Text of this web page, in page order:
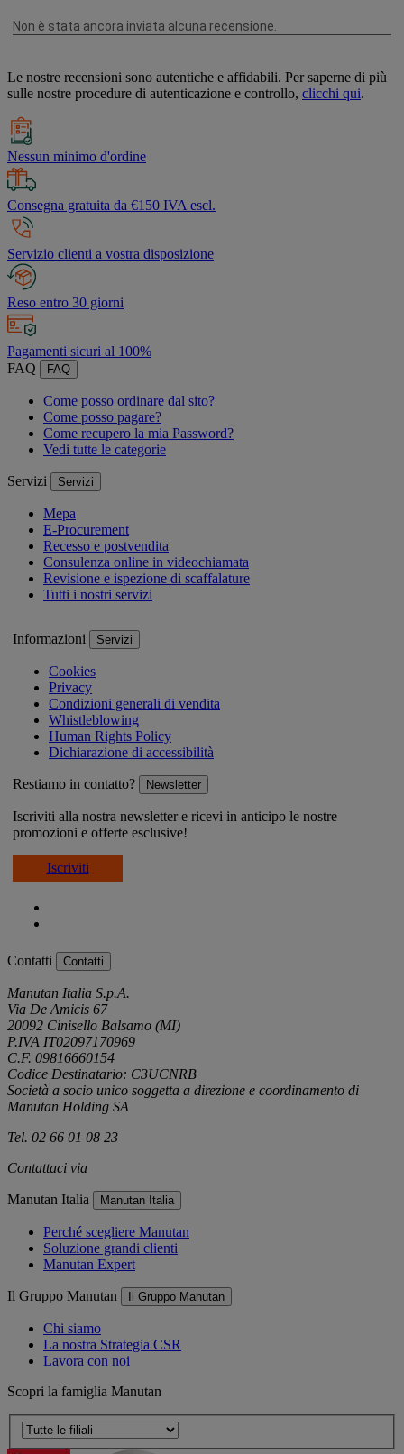
Le nostre recensioni sono autentiche e affidabili. Per saperne di più
sulle nostre procedure di autenticazione e controllo, clicchi qui.
Nessun minimo d'ordine
Consegna gratuita da €150 IVA escl.
Servizio clienti a vostra disposizione
Reso entro 30 giorni
Pagamenti sicuri al 100%
FAQ
FAQ
Come posso ordinare dal sito?
Come posso pagare?
Come recupero la mia Password?
Vedi tutte le categorie
Servizi Servizi
Mepa
E-Procurement
Recesso e postvendita
Consulenza online in videochiamata
Revisione e ispezione di scaffalature
Tutti i nostri servizi
Informazioni Servizi
Cookies
Privacy
Condizioni generali di vendita
Whistleblowing
Human Rights Policy
Dichiarazione di accessibilità
Restiamo in contatto? Newsletter
Iscriviti alla nostra newsletter e ricevi in anticipo le nostre
promozioni e offerte esclusive!
Iscriviti
Contatti Contatti
Manutan Italia S.p.A.
Via De Amicis 67
20092 Cinisello Balsamo (MI)
P.IVA IT02097170969
C.F. 09816660154
Codice Destinatario: C3UCNRB
Società a socio unico soggetta a direzione e coordinamento di
Manutan Holding SA
Tel. 02 66 01 08 23
Contattaci via
Manutan Italia Manutan Italia
Perché scegliere Manutan
Soluzione grandi clienti
Manutan Expert
Il Gruppo Manutan Il Gruppo Manutan
Chi siamo
La nostra Strategia CSR
Lavora con noi
Scopri la famiglia Manutan